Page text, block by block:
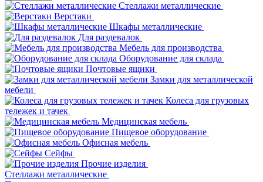
Стеллажи металлические
Верстаки
Шкафы металлические
Для раздевалок
Мебель для производства
Оборудование для склада
Почтовые ящики
Замки для металлической
мебели
Колеса для грузовых
тележек и тачек
Медицинская мебель
Пищевое оборудование
Офисная мебель
Сейфы
Прочие изделия
Стеллажи металлические